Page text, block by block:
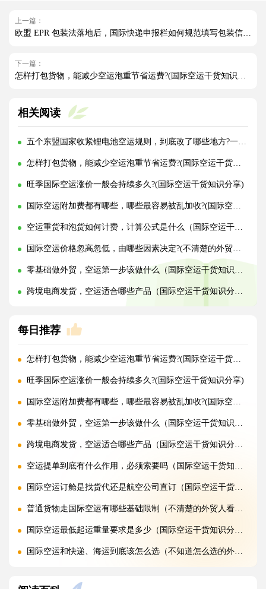
上一篇：
下一篇：
相关阅读
五个东盟国家收紧锂电池空运规则，到底改了哪些地方?一文讲清!
怎样打包货物，能减少空运泡重节省运费?(国际空运干货知识分享)
旺季国际空运涨价一般会持续多久?(国际空运干货知识分享)
国际空运附加费都有哪些，哪些最容易被乱加收?(国际空运干货知识分享)
空运重货和泡货如何计费，计算公式是什么（国际空运干货知识分享）
国际空运价格忽高忽低，由哪些因素决定?(不清楚的外贸人看过来)
零基础做外贸，空运第一步该做什么（国际空运干货知识分享）
跨境电商发货，空运适合哪些产品（国际空运干货知识分享）
每日推荐
怎样打包货物，能减少空运泡重节省运费?(国际空运干货知识分享)
旺季国际空运涨价一般会持续多久?(国际空运干货知识分享)
国际空运附加费都有哪些，哪些最容易被乱加收?(国际空运干货知识分享)
零基础做外贸，空运第一步该做什么（国际空运干货知识分享）
跨境电商发货，空运适合哪些产品（国际空运干货知识分享）
空运提单到底有什么作用，必须索要吗（国际空运干货知识分享）
国际空运订舱是找货代还是航空公司直订（国际空运干货知识分享）
普通货物走国际空运有哪些基础限制（不清楚的外贸人看过来）
国际空运最低起运重量要求是多少（国际空运干货知识分享）
国际空运和快递、海运到底该怎么选（不知道怎么选的外贸人看过来）